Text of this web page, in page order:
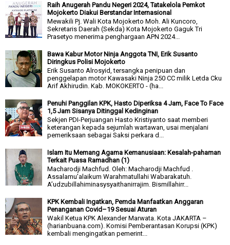
Raih Anugerah Pandu Negeri 2024, Tatakelola Pemkot
Mojokerto Diakui Berstandar Internasional
Mewakili Pj. Wali Kota Mojokerto Moh. Ali Kuncoro,
Sekretaris Daerah (Sekda) Kota Mojokerto Gaguk Tri
Prasetyo menerima penghargaan APN 2024...
Bawa Kabur Motor Ninja Anggota TNI, Erik Susanto
Diringkus Polisi Mojokerto
Erik Susanto Alrosyid, tersangka penipuan dan
penggelapan motor Kawasaki Ninja 250 CC milik Letda Cku
Arif Akhirudin. Kab. MOKOKERTO - (ha...
Penuhi Panggilan KPK, Hasto Diperiksa 4 Jam, Face To Face
1,5 Jam Sisanya Ditinggal Kedinginan
Sekjen PDI-Perjuangan Hasto Kristiyanto saat memberi
keterangan kepada sejumlah wartawan, usai menjalani
pemeriksaan sebagai Saksi perkara d...
Islam Itu Memang Agama Kemanusiaan: Kesalah-pahaman
Terkait Puasa Ramadhan (1)
Macharodji Machfud. Oleh: Macharodji Machfud .
Assalamu’alaikum Warahmatullahi Wabarakatuh.
A’udzubillahiminasysyaithanirrajim. Bismillahirr...
KPK Kembali Ingatkan, Pemda Manfaatkan Anggaran
Penanganan Covid–19 Sesuai Aturan
Wakil Ketua KPK Alexander Marwata. Kota JAKARTA –
(harianbuana.com). Komisi Pemberantasan Korupsi (KPK)
kembali mengingatkan pemerint...